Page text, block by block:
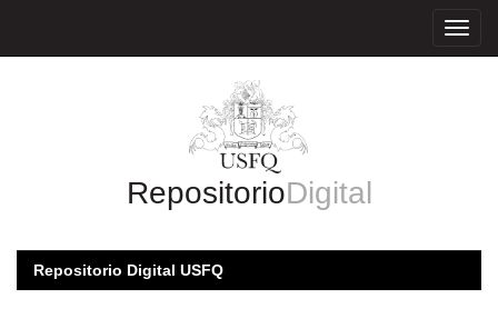
RepositorioDigital
Repositorio Digital USFQ